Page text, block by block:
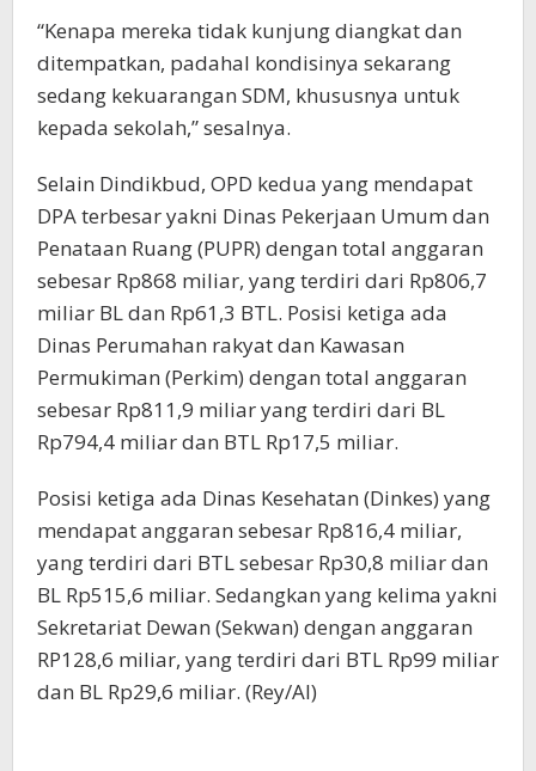
“Kenapa mereka tidak kunjung diangkat dan
ditempatkan, padahal kondisinya sekarang
sedang kekuarangan SDM, khususnya untuk
kepada sekolah,” sesalnya.
Selain Dindikbud, OPD kedua yang mendapat
DPA terbesar yakni Dinas Pekerjaan Umum dan
Penataan Ruang (PUPR) dengan total anggaran
sebesar Rp868 miliar, yang terdiri dari Rp806,7
miliar BL dan Rp61,3 BTL. Posisi ketiga ada
Dinas Perumahan rakyat dan Kawasan
Permukiman (Perkim) dengan total anggaran
sebesar Rp811,9 miliar yang terdiri dari BL
Rp794,4 miliar dan BTL Rp17,5 miliar.
Posisi ketiga ada Dinas Kesehatan (Dinkes) yang
mendapat anggaran sebesar Rp816,4 miliar,
yang terdiri dari BTL sebesar Rp30,8 miliar dan
BL Rp515,6 miliar. Sedangkan yang kelima yakni
Sekretariat Dewan (Sekwan) dengan anggaran
RP128,6 miliar, yang terdiri dari BTL Rp99 miliar
dan BL Rp29,6 miliar. (Rey/Al)